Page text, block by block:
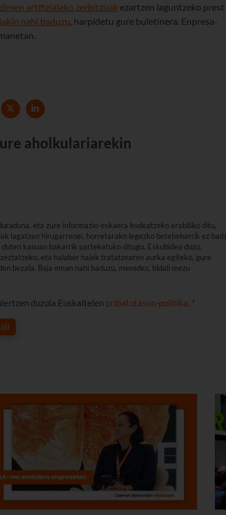
artifizialeko zerbitzuak ezartzen laguntzeko prest
nahi baduzu , harpidetu gure buletinera. Enpresa-
aholkulariarekin
eta zure informazio-eskaera kudeatzeko erabiliko ditu,
lagatzen hirugarrenei, horretarako legezko betebeharrik ez
kasuan bakarrik partekatuko ditugu. Eskubidea duzu,
eta halaber haiek tratatzearen aurka egiteko, gure
bezala. Baja eman nahi baduzu, mesedez, bidali mezu
duzula Euskaltelen pribatutasun-politika. *